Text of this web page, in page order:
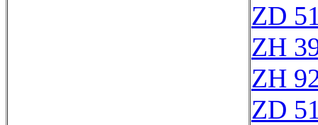
ZD
ZH
ZH
ZD